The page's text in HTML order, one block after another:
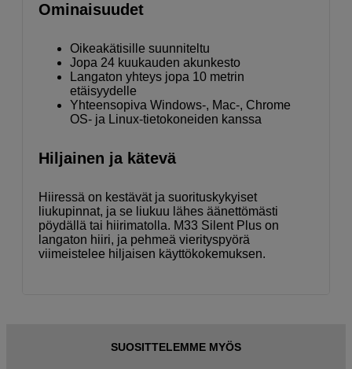
Ominaisuudet
Oikeakätisille suunniteltu
Jopa 24 kuukauden akunkesto
Langaton yhteys jopa 10 metrin
etäisyydelle
Yhteensopiva Windows-, Mac-, Chrome
OS- ja Linux-tietokoneiden kanssa
Hiljainen ja kätevä
Hiiressä on kestävät ja suorituskykyiset
liukupinnat, ja se liukuu lähes äänettömästi
pöydällä tai hiirimatolla. M33 Silent Plus on
langaton hiiri, ja pehmeä vierityspyörä
viimeistelee hiljaisen käyttökokemuksen.
SUOSITTELEMME MYÖS